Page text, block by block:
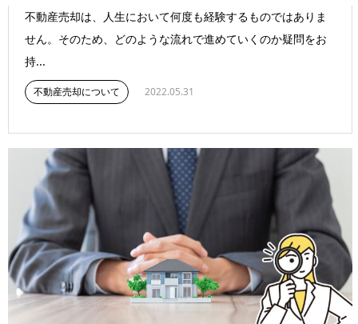
不動産売却は、人生において何度も経験するものではありま
せん。そのため、どのような流れで進めていくのか疑問をお
持...
不動産売却について 2022.05.31